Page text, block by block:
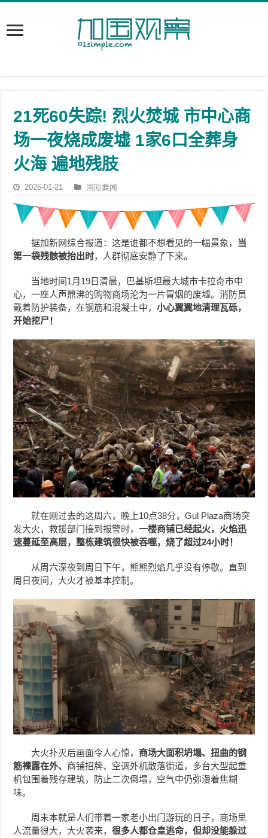
21死60失踪! 烈火焚城 市中心商
场一夜烧成废墟 1家6口全葬身
火海 遍地残肢
2026-01-21 国际要闻
据加新网综合报道：这是谁都不想看见的一幅景象， 当
第一袋残骸被抬出时，人群彻底安静了下来。
当地时间1月19日清晨，巴基斯坦最大城市卡拉奇市中
心，一座人声鼎沸的购物商场沦为一片冒烟的废墟。消防员
戴着防护装备，在钢筋和混凝土中，小心翼翼地清理瓦砾，
开始挖尸！
就在刚过去的这周六，晚上10点38分，Gul Plaza商场突
发大火，救援部门接到报警时，一楼商铺已经起火，火焰迅
速蔓延至高层，整栋建筑很快被吞噬，烧了超过24小时！
从周六深夜到周日下午，熊熊烈焰几乎没有停歇。直到
周日夜间，大火才被基本控制。
大火扑灭后画面令人心惊， 商场大面积坍塌、扭曲的钢
筋裸露在外、 商铺招牌、空调外机散落街道，多台大型起重
机包围着残存建筑，防止二次倒塌，空气中仍弥漫着焦糊
味。
周末本就是人们带着一家老小出门游玩的日子，商场里
人流量很大，大火袭来，很多人都仓皇逃命，但却没能躲过